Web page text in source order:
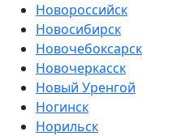
Новороссийск
Новосибирск
Новочебоксарск
Новочеркасск
Новый Уренгой
Ногинск
Норильск